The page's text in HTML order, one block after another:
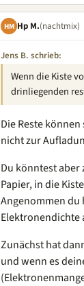
HM Hp M.(nachtmix)
Jens B. schrieb:
Wenn die Kiste
drinliegenden
Die Reste
nicht zur
Du könntest aber
Papier, in die
Angenommen du
Elektronendichte
Zunächst hat
und wenn es